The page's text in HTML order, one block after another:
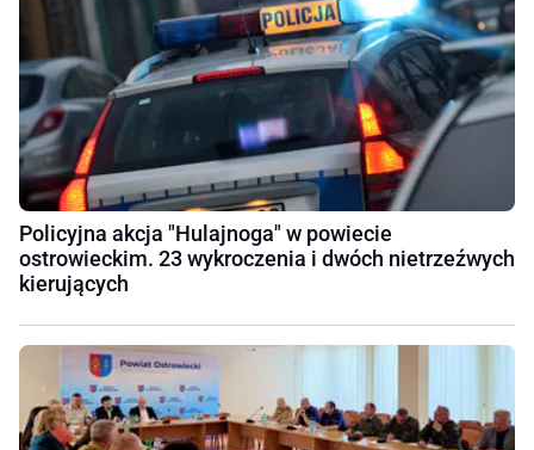
Policyjna akcja "Hulajnoga" w powiecie
ostrowieckim. 23 wykroczenia i dwóch nietrzeźwych
kierujących